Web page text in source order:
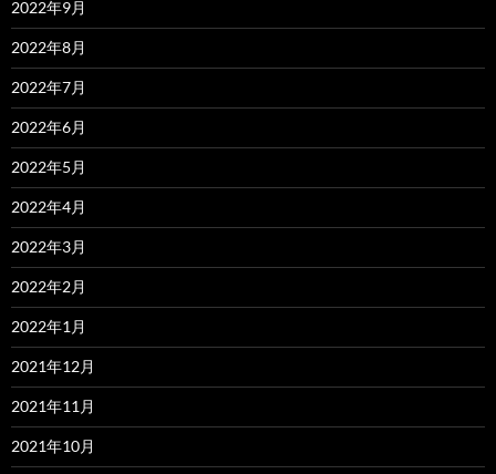
2022年9月
2022年8月
2022年7月
2022年6月
2022年5月
2022年4月
2022年3月
2022年2月
2022年1月
2021年12月
2021年11月
2021年10月